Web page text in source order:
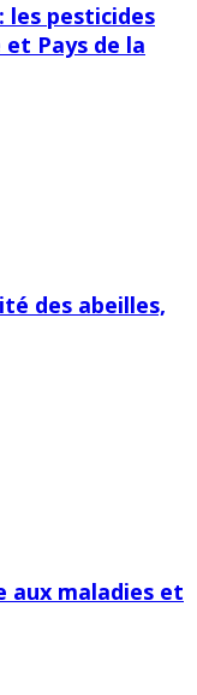
les pesticides
Pays de la
des abeilles,
aux maladies et